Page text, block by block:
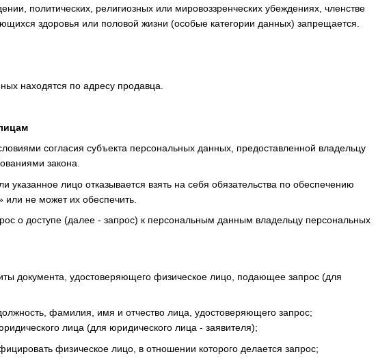
политических, религиозных или мировоззренческих убеждениях, членстве
здоровья или половой жизни (особые категории данных) запрещается.
находятся по адресу продавца.
согласия субъекта персональных данных, предоставленной владельцу
закона.
лицо отказывается взять на себя обязательства по обеспечению
не может их обеспечить.
о доступе (далее - запрос) к персональным данным владельцу персональных
документа, удостоверяющего физическое лицо, подающее запрос (для
фамилия, имя и отчество лица, удостоверяющего запрос;
лица (для юридического лица - заявителя);
физическое лицо, в отношении которого делается запрос;